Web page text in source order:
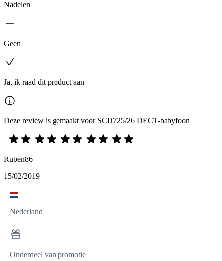
Nadelen
Geen
Ja, ik raad dit product aan
Deze review is gemaakt voor SCD725/26 DECT-babyfoon
Ruben86
15/02/2019
Nederland
Onderdeel van promotie